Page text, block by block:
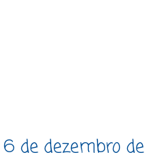
6 de dezembro